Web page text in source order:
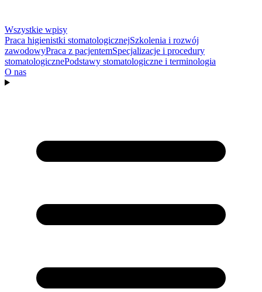
Wszystkie wpisy
Praca higienistki stomatologicznejSzkolenia i rozwój
zawodowyPraca z pacjentemSpecjalizacje i procedury
stomatologicznePodstawy stomatologiczne i terminologia
O nas